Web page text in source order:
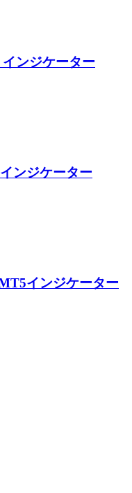
ンジケーター
ンジケーター
インジケーター